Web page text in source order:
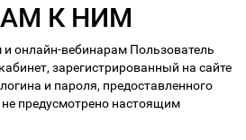
К НИМ
онлайн-вебинарам Пользователь
зарегистрированный на сайте
и пароля, предоставленного
предусмотрено настоящим